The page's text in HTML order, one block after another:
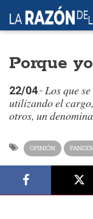
Porque
22/04.-Los que
utilizando el
otros, un
OPINIÓN